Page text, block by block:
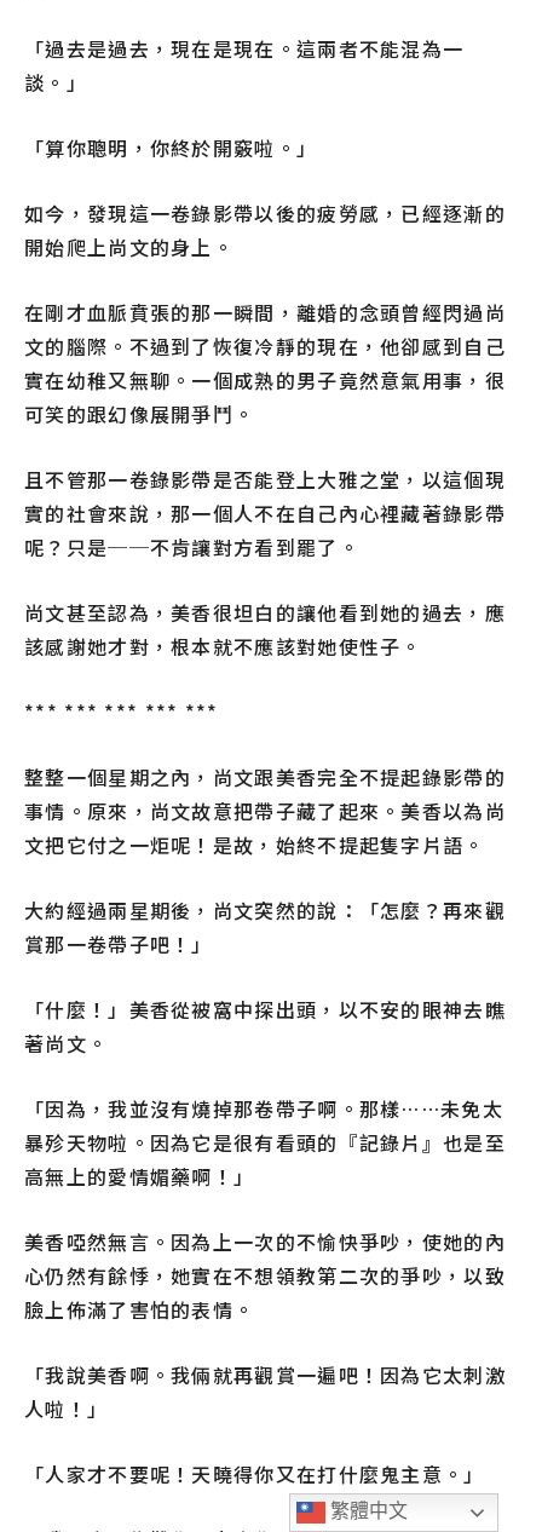
「過去是過去，現在是現在。這兩者不能混為一
談。」
「算你聰明，你終於開竅啦。」
如今，發現這一卷錄影帶以後的疲勞感，已經逐漸的
開始爬上尚文的身上。
在剛才血脈賁張的那一瞬間，離婚的念頭曾經閃過尚
文的腦際。不過到了恢復冷靜的現在，他卻感到自己
實在幼稚又無聊。一個成熟的男子竟然意氣用事，很
可笑的跟幻像展開爭鬥。
且不管那一卷錄影帶是否能登上大雅之堂，以這個現
實的社會來說，那一個人不在自己內心裡藏著錄影帶
呢？只是──不肯讓對方看到罷了。
尚文甚至認為，美香很坦白的讓他看到她的過去，應
該感謝她才對，根本就不應該對她使性子。
*** *** *** *** ***
整整一個星期之內，尚文跟美香完全不提起錄影帶的
事情。原來，尚文故意把帶子藏了起來。美香以為尚
文把它付之一炬呢！是故，始終不提起隻字片語。
大約經過兩星期後，尚文突然的說：「怎麼？再來觀
賞那一卷帶子吧！」
「什麼！」美香從被窩中探出頭，以不安的眼神去瞧
著尚文。
「因為，我並沒有燒掉那卷帶子啊。那樣……未免太
暴殄天物啦。因為它是很有看頭的『記錄片』也是至
高無上的愛情媚藥啊！」
美香啞然無言。因為上一次的不愉快爭吵，使她的內
心仍然有餘悸，她實在不想領教第二次的爭吵，以致
臉上佈滿了害怕的表情。
「我說美香啊。我倆就再觀賞一遍吧！因為它太刺激
人啦！」
「人家才不要呢！天曉得你又在打什麼鬼主意。」
繁體中文